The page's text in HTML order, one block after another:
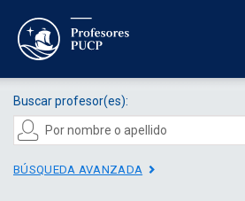
Buscar profesor(es):
BÚSQUEDA AVANZADA